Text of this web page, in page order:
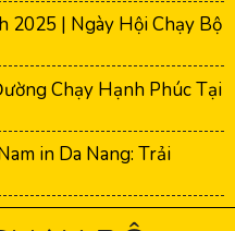
2025 | Ngày Hội Chạy Bộ
Chạy Hạnh Phúc Tại
in Da Nang: Trải